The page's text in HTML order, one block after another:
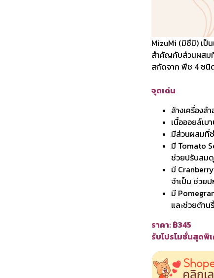
MizuMi (มิซึมิ) เป็
สำคัญกับส่วนผสม
สกัดจาก พืช 4 ชนิ
จุดเด่น
ล้างเครื่องส
เนื้อออยล์เบ
มีส่วนผสมที่ช่
มี Tomato
ช่วยปรับสม
มี
จำเป็น ช่วย
มี
และช่วยต้าน
ราคา: ฿345
รับโปรโมชั่นสุดพิ